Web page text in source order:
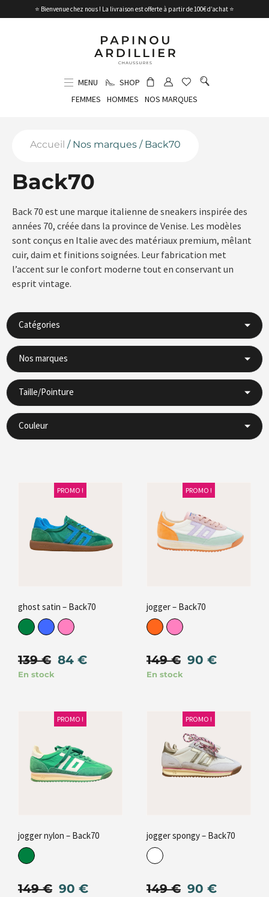
⭐ Bienvenue chez nous ! La livraison est offerte à partir de 100€ d’achat ⭐
MENU
SHOP
FEMMES
HOMMES NOS MARQUES
Accueil / Nos marques / Back70
Back70
Back 70 est une marque italienne de sneakers inspirée des
années 70, créée dans la province de Venise. Les modèles
sont conçus en Italie avec des matériaux premium, mêlant
cuir, daim et finitions soignées. Leur fabrication met
l’accent sur le confort moderne tout en conservant un
esprit vintage.
Catégories
Nos marques
Taille/Pointure
Couleur
PROMO !
ghost satin – Back70
139€ 84 €
En stock
PROMO !
jogger – Back70
149€ 90 €
En stock
PROMO !
jogger nylon – Back70
149€ 90 €
PROMO !
jogger spongy – Back70
149€ 90 €